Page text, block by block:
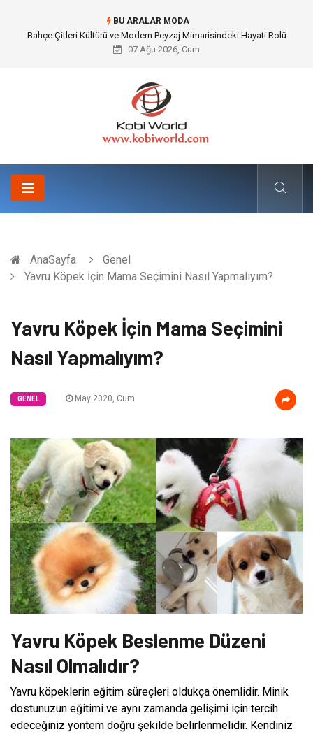
BU ARALAR MODA
Bahçe Çitleri Kültürü ve Modern Peyzaj Mimarisindeki Hayati Rolü
07 Ağu 2026, Cum
AnaSayfa
Genel
Yavru Köpek İçin Mama Seçimini Nasıl Yapmalıyım?
Yavru Köpek İçin Mama Seçimini
Nasıl Yapmalıyım?
GENEL May 2020, Cum
Yavru Köpek Beslenme Düzeni
Nasıl Olmalıdır?
Yavru köpeklerin eğitim süreçleri oldukça önemlidir. Minik
dostunuzun eğitimi ve aynı zamanda gelişimi için tercih
edeceğiniz yöntem doğru şekilde belirlenmelidir. Kendiniz